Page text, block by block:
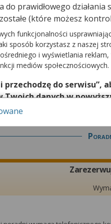
poradni wymaga telefonicznego
do prawidłowego
(które możesz
funkcjonalności
sposób korzystasz z naszej
i wyświetlania
mediów społecznościowych.
przechodzę do serwisu”,
danych w
zgody jest dobrowolne,
na przetwarzanie
lub chcesz
temat wykorzystywania